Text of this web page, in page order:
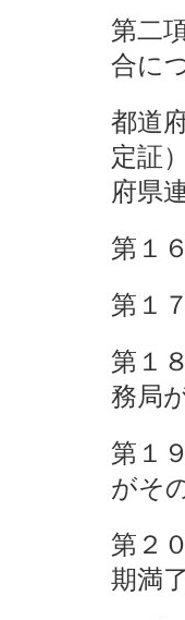
第二
合に
都道
定証
府県
第１
第１
第１
務局
第１
がそ
第２
期満